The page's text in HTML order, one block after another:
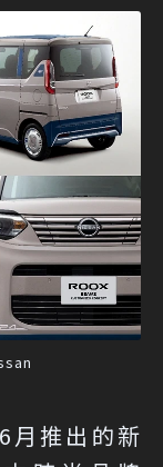
月推出的新